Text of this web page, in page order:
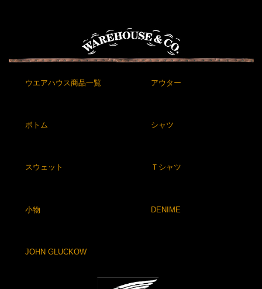
ウエアハウス商品一覧 アウター
ボトム シャツ
スウェット Ｔシャツ
小物 DENIME
JOHN GLUCKOW